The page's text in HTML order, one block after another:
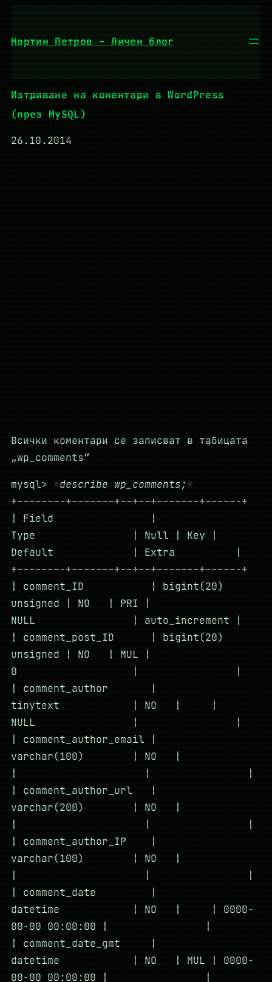
Мартин Петров – Личен блог
Изтриване на коментари в WordPress
(през MySQL)
26.10.2014
Всички коментари се записват в табицата
„wp_comments“
mysql>
describe wp_comments;
+–––––––-+–––––––+––+––+–––––––+–––––-+
| Field |
Type | Null | Key |
Default | Extra |
+–––––––-+–––––––+––+––+–––––––+–––––-+
| comment_ID | bigint(20)
unsigned | NO | PRI |
NULL | auto_increment |
| comment_post_ID | bigint(20)
unsigned | NO | MUL |
0 | |
| comment_author |
tinytext | NO | |
NULL | |
| comment_author_email |
varchar(100) | NO |
| | |
| comment_author_url |
varchar(200) | NO |
| | |
| comment_author_IP |
varchar(100) | NO |
| | |
| comment_date |
datetime | NO | | 0000-
00-00 00:00:00 | |
| comment_date_gmt |
datetime | NO | MUL | 0000-
00-00 00:00:00 | |